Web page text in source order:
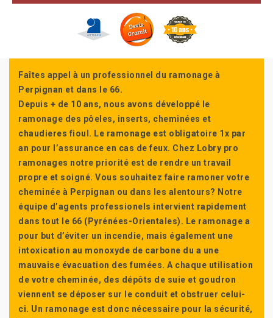
Faîtes appel à un professionnel du ramonage à
Perpignan et dans le 66.
Depuis + de 10 ans, nous avons développé le
ramonage des pôeles, inserts, cheminées et
chaudieres fioul. Le ramonage est obligatoire 1x par
an pour l’assurance en cas de feux. Chez Lobry pro
ramonages notre priorité est de rendre un travail
propre et soigné. Vous souhaitez faire ramoner votre
cheminée à Perpignan ou dans les alentours? Notre
équipe d’agents professionels intervient rapidement
dans tout le 66 (Pyrénées-Orientales). Le ramonage a
pour but d’éviter un incendie, mais également une
intoxication au monoxyde de carbone du a une
mauvaise évacuation des fumées. A chaque utilisation
de votre cheminée, des dépôts de suie et goudron
viennent se déposer sur le conduit et obstruer celui-
ci. Un ramonage est donc nécessaire pour la sécurité,